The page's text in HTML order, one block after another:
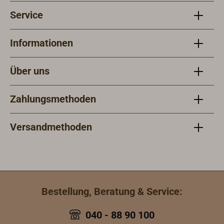
als Hundsfott,
damit auch eine
3:1 Untersetzung
Innensechskant-
Service
Informationen
Über uns
Zahlungsmethoden
Versandmethoden
Bestellung, Beratung & Service:
040 - 88 90 100